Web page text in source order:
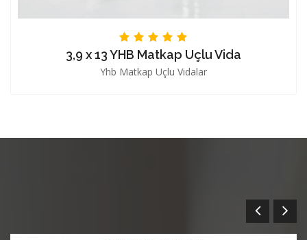
3,9 x 13 YHB Matkap Uçlu Vida
Yhb Matkap Uçlu Vidalar